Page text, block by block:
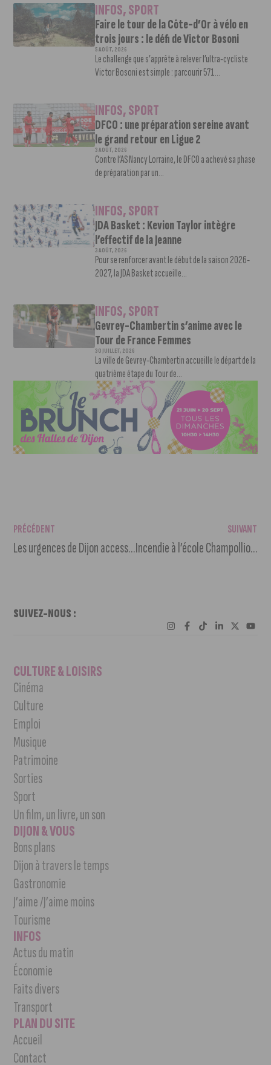
INFOS,SPORT
Faire le tour de la Côte-d’Or à vélo en
trois jours : le défi de Victor Bosoni
5 AOÛT, 2026
Le challenge que s’apprête à relever l’ultra-cycliste
Victor Bosoni est simple : parcourir 571...
INFOS,SPORT
DFCO : une préparation sereine avant
le grand retour en Ligue 2
3 AOÛT, 2026
Contre l’AS Nancy Lorraine, le DFCO a achevé sa phase
de préparation par un...
INFOS,SPORT
JDA Basket : Kevion Taylor intègre
l’effectif de la Jeanne
3 AOÛT, 2026
Pour se renforcer avant le début de la saison 2026-
2027, la JDA Basket accueille...
INFOS,SPORT
Gevrey-Chambertin s’anime avec le
Tour de France Femmes
30 JUILLET, 2026
La ville de Gevrey-Chambertin accueille le départ de la
quatrième étape du Tour de...
PRÉCÉDENT
Les urgences de Dijon accessibles uniquement en appelant le 15
SUIVANT
Incendie à l’école Champollion ; l’école élémentaire est fermée
SUIVEZ-NOUS :
CULTURE & LOISIRS
Cinéma
Culture
Emploi
Musique
Patrimoine
Sorties
Sport
Un film, un livre, un son
DIJON & VOUS
Bons plans
Dijon à travers le temps
Gastronomie
J’aime /J’aime moins
Tourisme
INFOS
Actus du matin
Économie
Faits divers
Transport
PLAN DU SITE
Accueil
Contact